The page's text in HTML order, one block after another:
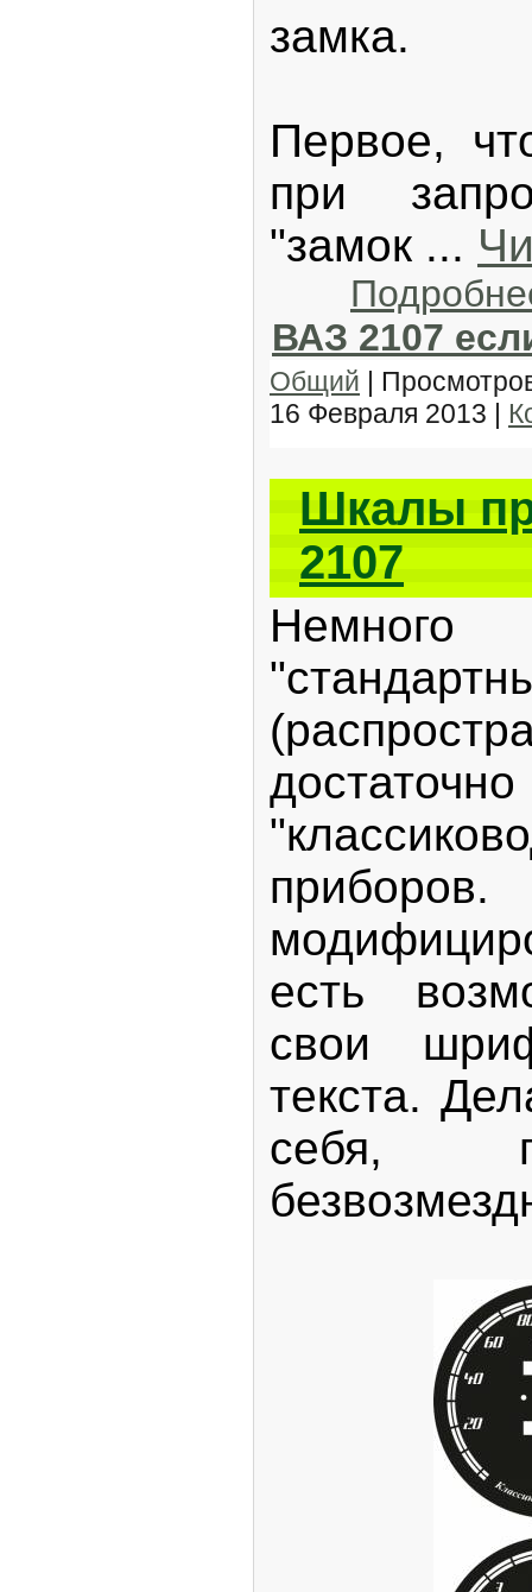
замка.
Первое,
при
"замок ...
ВАЗ 2107
Общий |
16 Февраля 2013 |
Шкалы
2107
Немного
есть
свои
текста.
себя,